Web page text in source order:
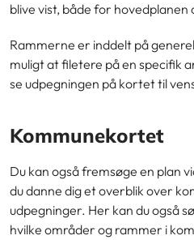
blive vist, både for
Rammerne er inddelt på
muligt at filetere på en specifik
se udpegningen på kortet til
Kommunekortet
Du kan også fremsøge en plan
du danne dig et overblik over
udpegninger. Her kan du også
hvilke områder og rammer i